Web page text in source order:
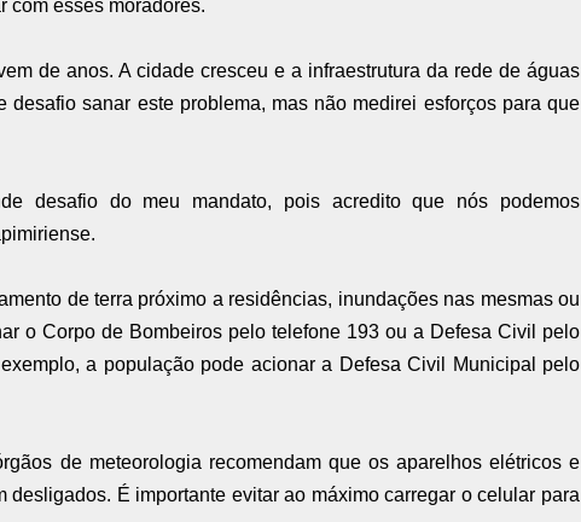
com esses moradores.
de anos. A cidade cresceu e a infraestrutura da rede de águas
desafio sanar este problema, mas não medirei esforços para que
desafio do meu mandato, pois acredito que nós podemos
de terra próximo a residências, inundações nas mesmas ou
o Corpo de Bombeiros pelo telefone 193 ou a Defesa Civil pelo
a população pode acionar a Defesa Civil Municipal pelo
de meteorologia recomendam que os aparelhos elétricos e
desligados. É importante evitar ao máximo carregar o celular para